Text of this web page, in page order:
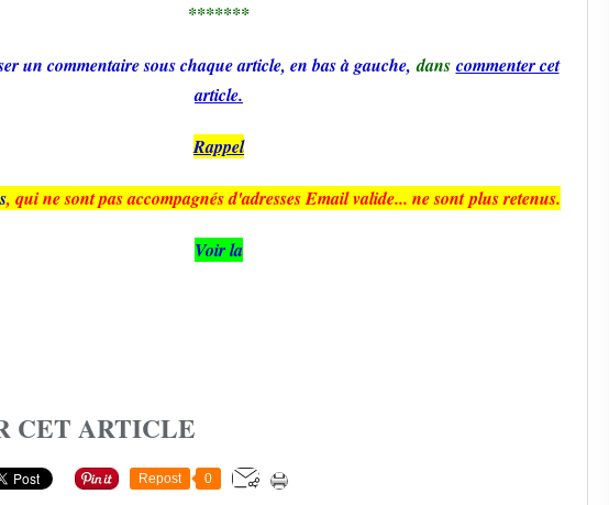
*******
un commentaire sous chaque article, en bas à gauche,dans commenter cet
article.
Rappel
, qui ne sont pas accompagnés d'adresses Email valide... ne sont plus retenus.
Voir la
CET ARTICLE
Repost 0